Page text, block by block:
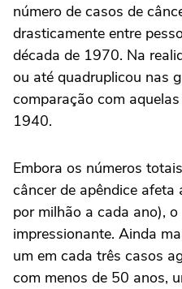
número de casos de
drasticamente entre
década de 1970. Na
ou até quadruplicou nas
comparação com
1940.
Embora os números
câncer de apêndice
por milhão a cada ano),
impressionante. Ainda
um em cada três casos
com menos de 50 anos,